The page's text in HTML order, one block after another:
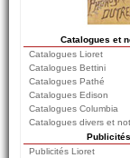
Catalogues et
Catalogues Lioret
Catalogues Bettini
Catalogues Pathé
Catalogues Edison
Catalogues Columbia
Catalogues divers et
Publicités Lioret